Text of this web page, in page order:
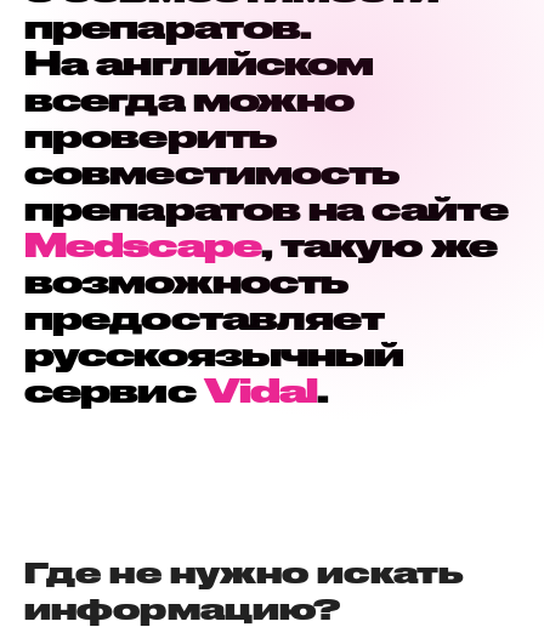
препаратов.
На английском
всегда можно
проверить
совместимость
препаратов на сайте
Medscape, такую же
возможность
предоставляет
русскоязычный
сервисVidal.
Где не нужно искать
информацию?